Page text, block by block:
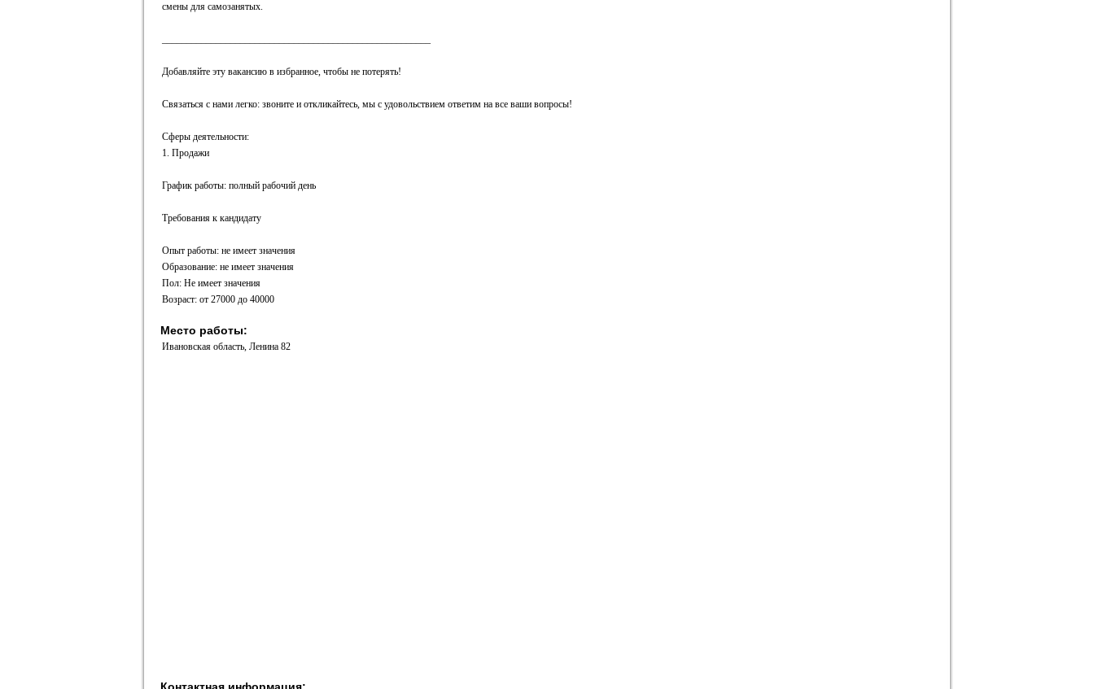
смены для самозанятых.
Добавляйте эту вакансию в избранное, чтобы не потерять!
Связаться с нами легко: звоните и откликайтесь, мы с удовольствием ответим на все ваши вопросы!
Сферы деятельности:
1. Продажи
График работы: полный рабочий день
Требования к кандидату
Опыт работы: не имеет значения
Образование: не имеет значения
Пол: Не имеет значения
Возраст: от 27000 до 40000
Место работы:
Ивановская область, Ленина 82